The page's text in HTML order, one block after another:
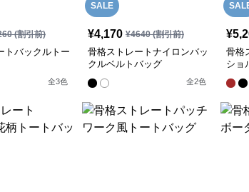
(割引前)
トバックルトー
全3色
SALE
¥4,170 ¥4640(割引前)
骨格ストレートナイロンバッ
クルベルトバッグ
全2色
¥
骨格
ショ